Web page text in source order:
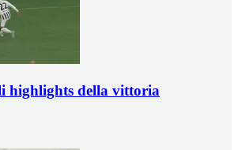
highlights della vittoria